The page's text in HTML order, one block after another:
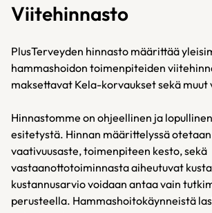
Viitehinnasto
PlusTerveyden hinnasto määrittää
hammashoidon toimenpiteiden
maksettavat Kela-korvaukset sekä muut
Hinnastomme on ohjeellinen ja
esitetystä. Hinnan määrittelyssä
vaativuusaste, toimenpiteen kesto, sekä
vastaanottotoiminnasta aiheutuvat
kustannusarvio voidaan antaa vain
perusteella. Hammashoitokäynneistä